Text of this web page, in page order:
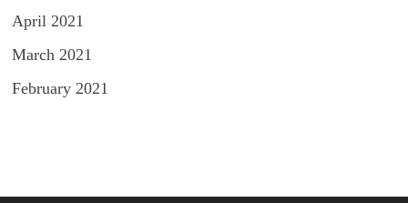
April 2021
March 2021
February 2021